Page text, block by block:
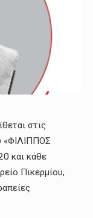
στις
«ΦΙΛΙΠΠΟΣ
και κάθε
Πικερμίου,